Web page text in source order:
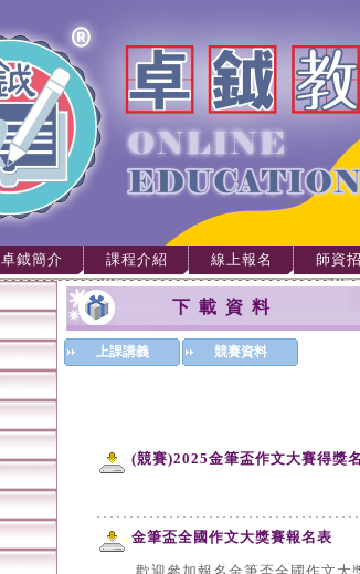
卓鉞簡介 課程介紹 線上報名 師資
下載資料
上課講義 競賽資料
(競賽)2025金筆盃作文大賽得獎
金筆盃全國作文大獎賽報名表